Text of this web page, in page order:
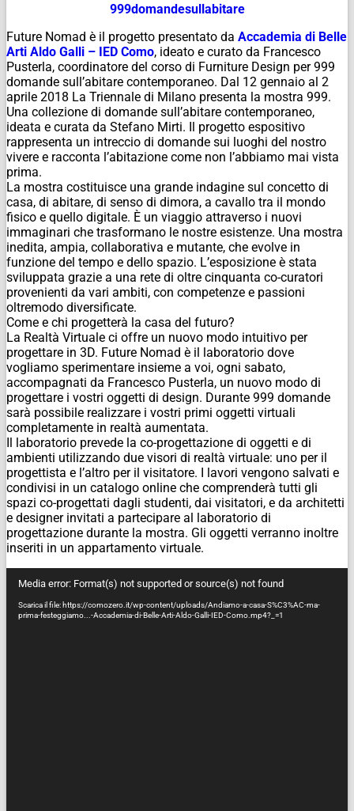
999domandesullabitare
Future Nomad è il progetto presentato da Accademia di Belle
Arti Aldo Galli – IED Como, ideato e curato da Francesco
Pusterla, coordinatore del corso di Furniture Design per 999
domande sull’abitare contemporaneo. Dal 12 gennaio al 2
aprile 2018 La Triennale di Milano presenta la mostra 999.
Una collezione di domande sull’abitare contemporaneo,
ideata e curata da Stefano Mirti. Il progetto espositivo
rappresenta un intreccio di domande sui luoghi del nostro
vivere e racconta l’abitazione come non l’abbiamo mai vista
prima.
La mostra costituisce una grande indagine sul concetto di
casa, di abitare, di senso di dimora, a cavallo tra il mondo
fisico e quello digitale. È un viaggio attraverso i nuovi
immaginari che trasformano le nostre esistenze. Una mostra
inedita, ampia, collaborativa e mutante, che evolve in
funzione del tempo e dello spazio. L’esposizione è stata
sviluppata grazie a una rete di oltre cinquanta co-curatori
provenienti da vari ambiti, con competenze e passioni
oltremodo diversificate.
Come e chi progetterà la casa del futuro?
La Realtà Virtuale ci offre un nuovo modo intuitivo per
progettare in 3D. Future Nomad è il laboratorio dove
vogliamo sperimentare insieme a voi, ogni sabato,
accompagnati da Francesco Pusterla, un nuovo modo di
progettare i vostri oggetti di design. Durante 999 domande
sarà possibile realizzare i vostri primi oggetti virtuali
completamente in realtà aumentata.
Il laboratorio prevede la co-progettazione di oggetti e di
ambienti utilizzando due visori di realtà virtuale: uno per il
progettista e l’altro per il visitatore. I lavori vengono salvati e
condivisi in un catalogo online che comprenderà tutti gli
spazi co-progettati dagli studenti, dai visitatori, e da architetti
e designer invitati a partecipare al laboratorio di
progettazione durante la mostra. Gli oggetti verranno inoltre
inseriti in un appartamento virtuale.
Player
Media error: Format(s) not supported or source(s) not found
Scarica il file: https://comozero.it/wp-content/uploads/Andiamo-a-casa-S%C3%AC-ma-
prima-festeggiamo...-Accademia-di-Belle-Arti-Aldo-Galli-IED-Como.mp4?_=1